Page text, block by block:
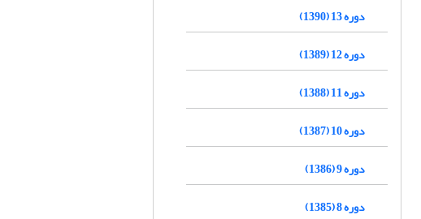
دوره 13 (1390)
دوره 12 (1389)
دوره 11 (1388)
دوره 10 (1387)
دوره 9 (1386)
دوره 8 (1385)